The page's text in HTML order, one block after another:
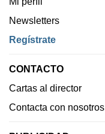
Newsletters
Regístrate
CONTACTO
Cartas al director
Contacta con nosotros